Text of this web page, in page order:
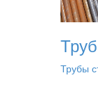
Трубы